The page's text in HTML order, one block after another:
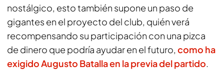
nostálgico, esto también supone un paso de
gigantes en el proyecto del club, quién verá
recompensando su participación con una pizca
de dinero que podría ayudar en el futuro, como ha
exigido Augusto Batalla en la previa del partido.